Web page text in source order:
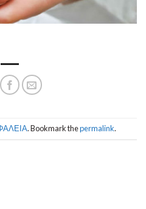
. Bookmark thepermalink.